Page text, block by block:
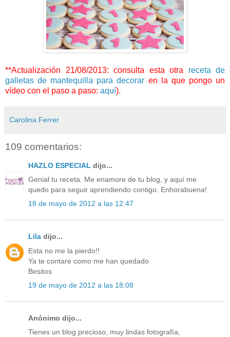
**Actualización 21/08/2013: consulta esta otra receta de
galletas de mantequilla para decorar en la que pongo un
vídeo con el paso a paso: aquí).
Carolina Ferrer
109 comentarios:
HAZLO ESPECIAL dijo...
Genial tu receta. Me enamore de tu blog, y aquí me
quedo para seguir aprendiendo contigo. Enhorabuena!
18 de mayo de 2012 a las 12:47
Lila dijo...
Esta no me la pierdo!!
Ya te contare como me han quedado
Besitos
19 de mayo de 2012 a las 18:08
Anónimo dijo...
Tienes un blog precioso, muy lindas fotografía,